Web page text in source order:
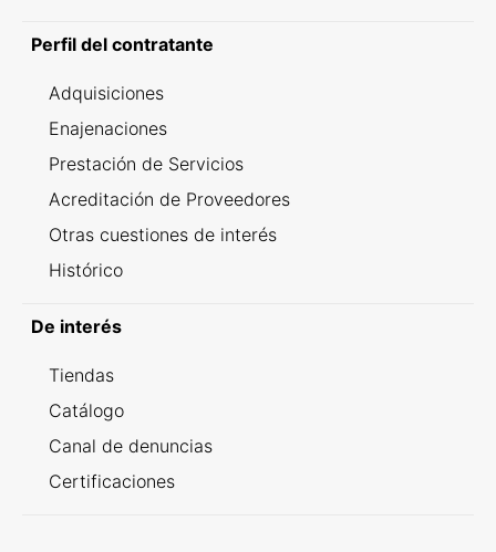
Perfil del contratante
Adquisiciones
Enajenaciones
Prestación de Servicios
Acreditación de Proveedores
Otras cuestiones de interés
Histórico
De interés
Tiendas
Catálogo
Canal de denuncias
Certificaciones